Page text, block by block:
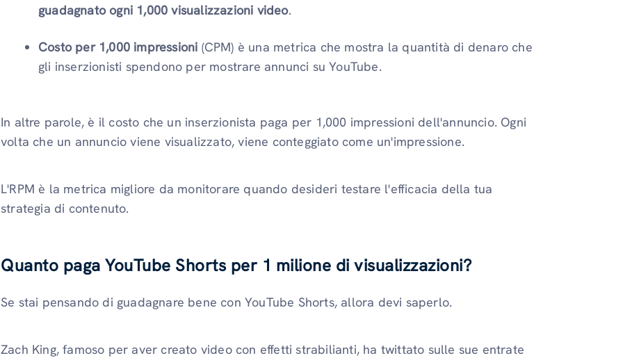
guadagnato ogni 1,000 visualizzazioni video.
Costo per 1,000 impressioni (CPM) è una metrica che mostra la quantità di denaro che
gli inserzionisti spendono per mostrare annunci su YouTube.
In altre parole, è il costo che un inserzionista paga per 1,000 impressioni dell'annuncio. Ogni
volta che un annuncio viene visualizzato, viene conteggiato come un'impressione.
L'RPM è la metrica migliore da monitorare quando desideri testare l'efficacia della tua
strategia di contenuto.
Quanto paga YouTube Shorts per 1 milione di visualizzazioni?
Se stai pensando di guadagnare bene con YouTube Shorts, allora devi saperlo.
Zach King, famoso per aver creato video con effetti strabilianti, ha twittato sulle sue entrate